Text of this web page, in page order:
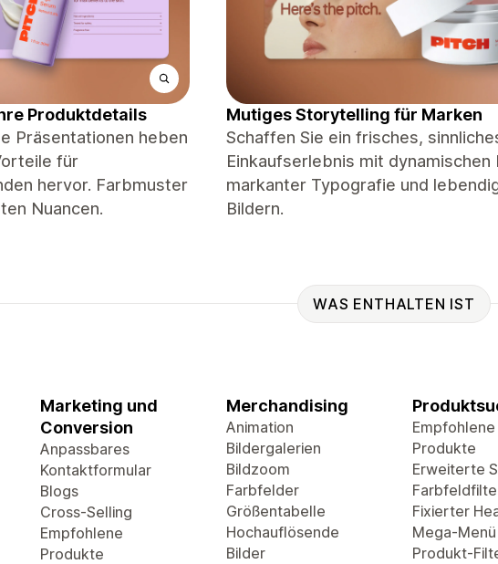
Produktdetails
Präsentationen heben
für
hervor. Farbmuster
Nuancen.
Mutiges Storytelling für Marken
Schaffen Sie ein frisches,
Einkaufserlebnis mit dynamischen
markanter Typografie und
Bildern.
WAS ENTHALTEN IST
Marketing und
Conversion
Anpassbares
Kontaktformular
Blogs
Cross-Selling
Empfohlene
Produkte
Merchandising
Animation
Bildergalerien
Bildzoom
Farbfelder
Größentabelle
Hochauflösende
Bilder
Empfohlene
Produkte
Erweiterte
Fixierter
Mega-Menü
Produkt-